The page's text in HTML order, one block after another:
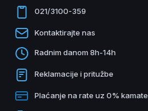
021/3100-359
Kontaktirajte nas
Radnim danom 8h-14h
Reklamacije i pritužbe
Plaćanje na rate uz 0% kamate